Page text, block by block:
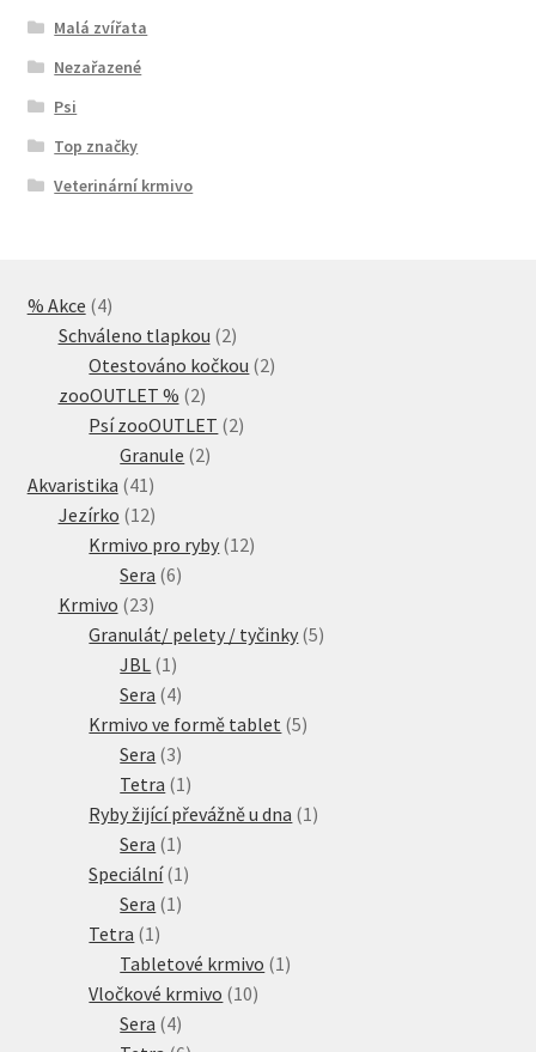
Malá zvířata
Nezařazené
Psi
Top značky
Veterinární krmivo
% Akce 44
produkty
Schváleno tlapkou 22
produkty
Otestováno kočkou 22
zooOUTLET % 22
produkty
Psí zooOUTLET 22
Granule 22
Akvaristika 41 41
produktů
Jezírko 1212
produktů
Krmivo pro ryby 1212
Sera 66
Krmivo 2323
produktů
Granulát/ pelety / tyčinky 55
JBL 1 1
produkt
Sera 44
produkty
Krmivo ve formě tablet 55
Sera 33
produkty
Tetra 1 1
produkt
Ryby žijící převážně u dna 1 1
Sera 1 1
produkt
Speciální 1 1
Sera 1 1
Tetra 1 1
produkt
Tabletové krmivo 1 1
Vločkové krmivo 1010
Sera 44